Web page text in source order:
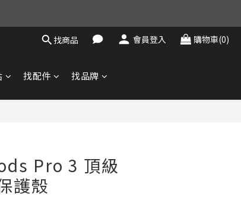
找商品 會員登入 購物車(0)
找配件 找品牌
Pro 3 頂級
護殼